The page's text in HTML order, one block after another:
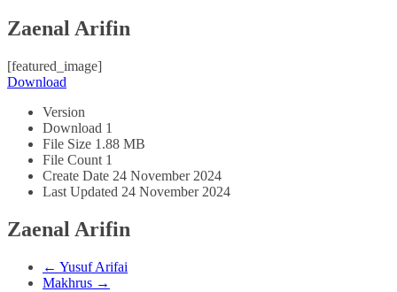
Zaenal Arifin
[featured_image]
Download
Version
Download 1
File Size 1.88 MB
File Count 1
Create Date 24 November 2024
Last Updated 24 November 2024
Zaenal Arifin
← Yusuf Arifai
Makhrus →